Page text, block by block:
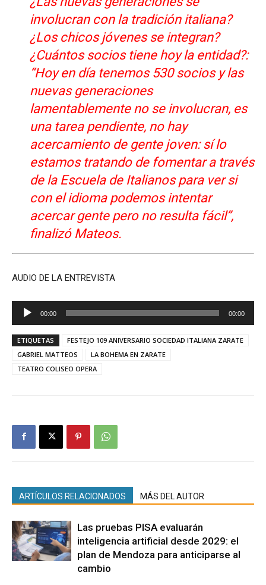
involucran con la tradición italiana?
¿Los chicos jóvenes se integran?
¿Cuántos socios tiene hoy la entidad?:
“Hoy en día tenemos 530 socios y las
nuevas generaciones
lamentablemente no se involucran, es
una tarea pendiente, no hay
acercamiento de gente joven: sí lo
estamos tratando de fomentar a través
de la Escuela de Italianos para ver si
con el idioma podemos intentar
acercar gente pero no resulta fácil”,
finalizó Mateos.
AUDIO DE LA ENTREVISTA
Reproductor
de
audio
00:00 00:00
ETIQUETAS
FESTEJO 109 ANIVERSARIO SOCIEDAD ITALIANA ZARATE
GABRIEL MATTEOS
LA BOHEMA EN ZARATE
TEATRO COLISEO OPERA
ARTÍCULOS RELACIONADOS MÁS DEL AUTOR
Las pruebas PISA evaluarán
inteligencia artificial desde 2029: el
plan de Mendoza para anticiparse al
cambio